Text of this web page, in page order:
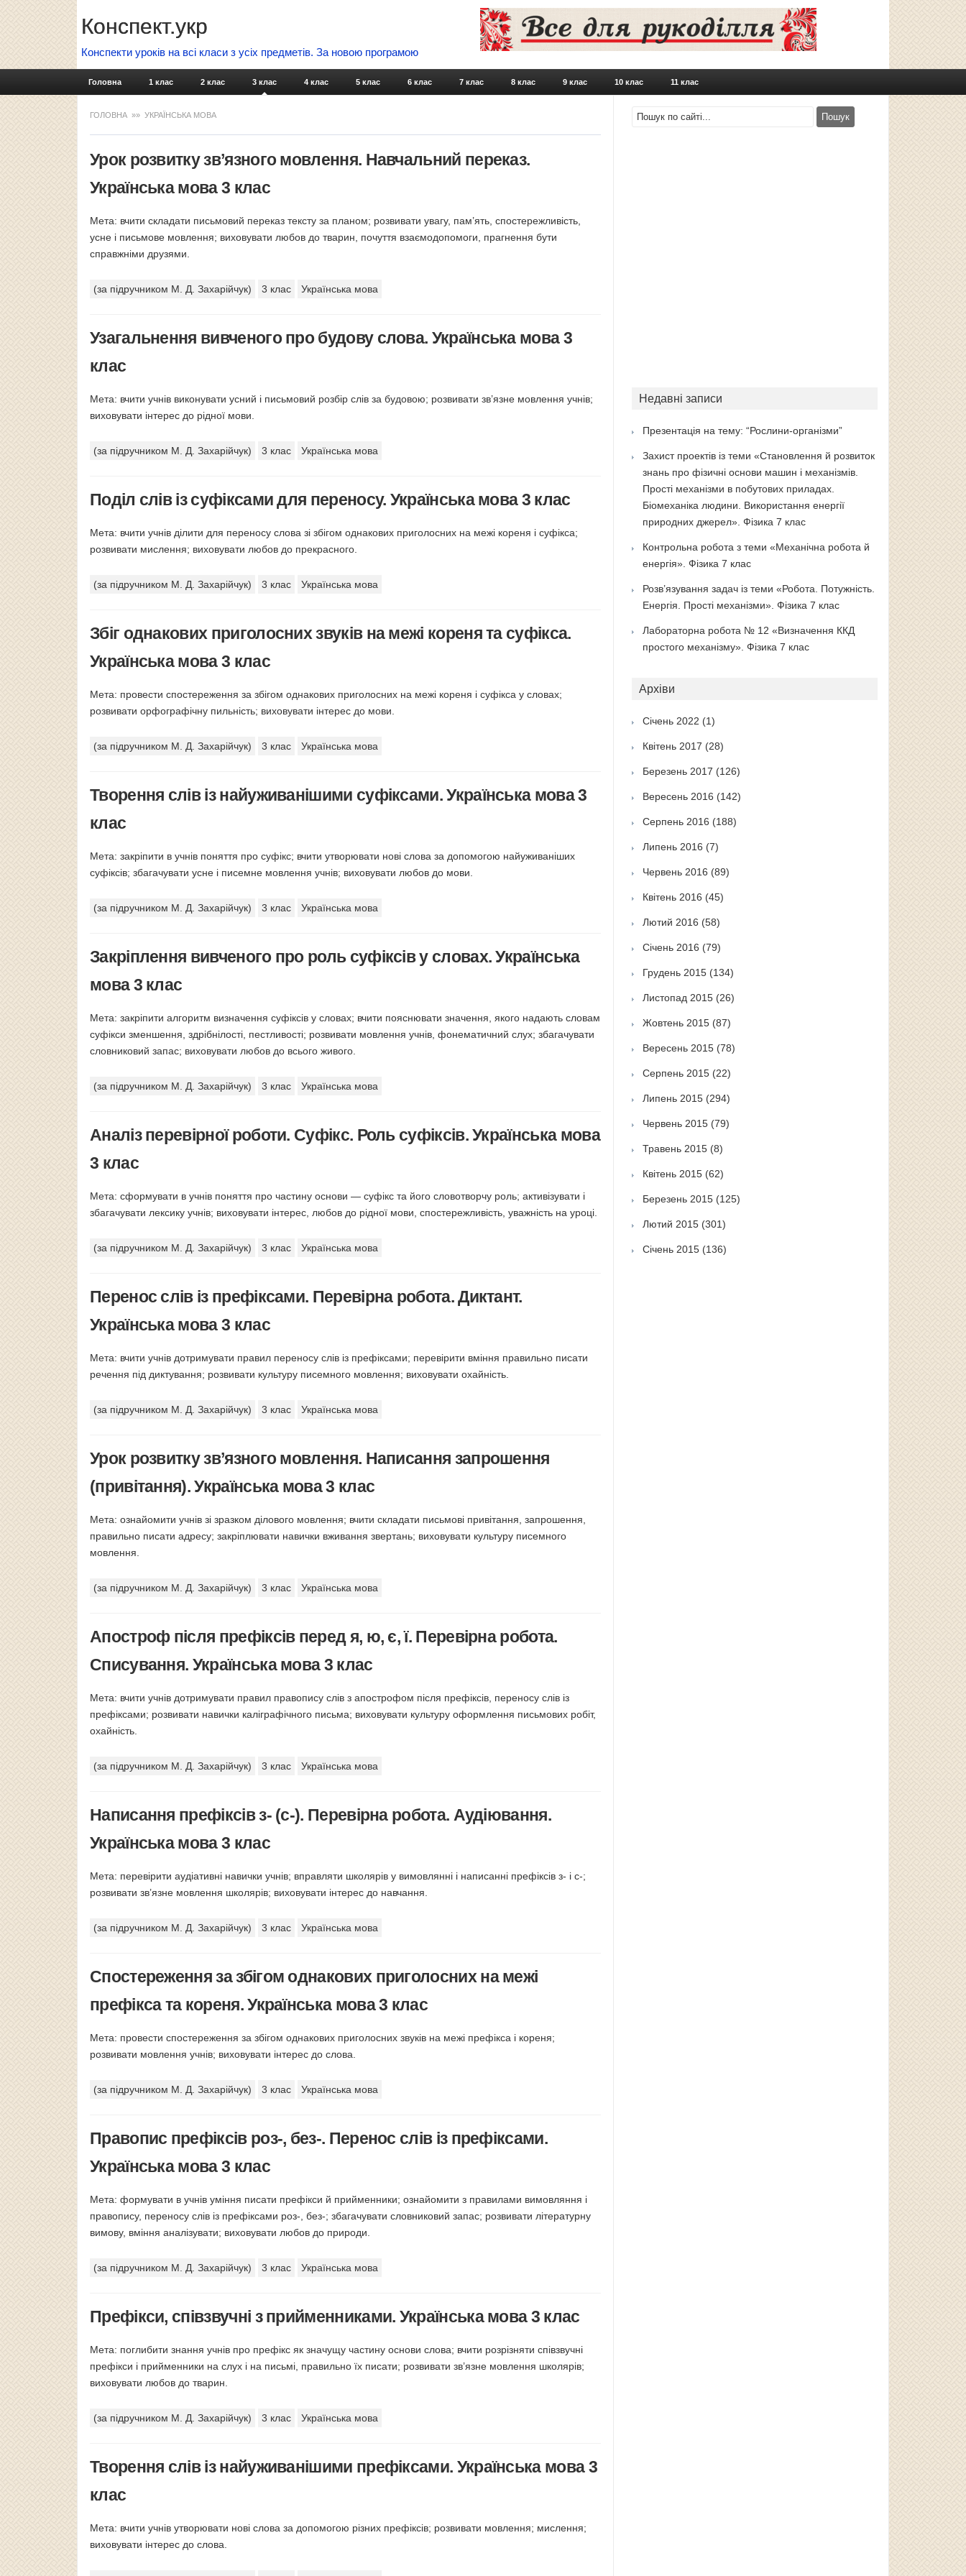
Конспект.укр
Конспекти уроків на всі класи з усіх предметів. За новою програмою
Skip to content
Головна 1 клас 2 клас 3 клас 4 клас 5 клас 6 клас 7 клас 8 клас 9 клас 10 клас 11 клас
ГОЛОВНА »» УКРАЇНСЬКА МОВА
Урок розвитку зв’язного мовлення. Навчальний переказ.
Українська мова 3 клас
Мета: вчити складати письмовий переказ тексту за планом; розвивати увагу, пам’ять, спостережливість,
усне і письмове мовлення; виховувати любов до тварин, почуття взаємодопомоги, прагнення бути
справжніми друзями.
(за підручником М. Д. Захарійчук) 3 клас Українська мова
Узагальнення вивченого про будову слова. Українська мова 3
клас
Мета: вчити учнів виконувати усний і письмовий розбір слів за будовою; розвивати зв’язне мовлення учнів;
виховувати інтерес до рідної мови.
(за підручником М. Д. Захарійчук) 3 клас Українська мова
Поділ слів із суфіксами для переносу. Українська мова 3 клас
Мета: вчити учнів ділити для переносу слова зі збігом однакових приголосних на межі кореня і суфікса;
розвивати мислення; виховувати любов до прекрасного.
(за підручником М. Д. Захарійчук) 3 клас Українська мова
Збіг однакових приголосних звуків на межі кореня та суфікса.
Українська мова 3 клас
Мета: провести спостереження за збігом однакових приголосних на межі кореня і суфікса у словах;
розвивати орфографічну пильність; виховувати інтерес до мови.
(за підручником М. Д. Захарійчук) 3 клас Українська мова
Творення слів із найуживанішими суфіксами. Українська мова 3
клас
Мета: закріпити в учнів поняття про суфікс; вчити утворювати нові слова за допомогою найуживаніших
суфіксів; збагачувати усне і писемне мовлення учнів; виховувати любов до мови.
(за підручником М. Д. Захарійчук) 3 клас Українська мова
Закріплення вивченого про роль суфіксів у словах. Українська
мова 3 клас
Мета: закріпити алгоритм визначення суфіксів у словах; вчити пояснювати значення, якого надають словам
суфікси зменшення, здрібнілості, пестливості; розвивати мовлення учнів, фонематичний слух; збагачувати
словниковий запас; виховувати любов до всього живого.
(за підручником М. Д. Захарійчук) 3 клас Українська мова
Аналіз перевірної роботи. Суфікс. Роль суфіксів. Українська мова
3 клас
Мета: сформувати в учнів поняття про частину основи — суфікс та його словотворчу роль; активізувати і
збагачувати лексику учнів; виховувати інтерес, любов до рідної мови, спостережливість, уважність на уроці.
(за підручником М. Д. Захарійчук) 3 клас Українська мова
Перенос слів із префіксами. Перевірна робота. Диктант.
Українська мова 3 клас
Мета: вчити учнів дотримувати правил переносу слів із префіксами; перевірити вміння правильно писати
речення під диктування; розвивати культуру писемного мовлення; виховувати охайність.
(за підручником М. Д. Захарійчук) 3 клас Українська мова
Урок розвитку зв’язного мовлення. Написання запрошення
(привітання). Українська мова 3 клас
Мета: ознайомити учнів зі зразком ділового мовлення; вчити складати письмові привітання, запрошення,
правильно писати адресу; закріплювати навички вживання звертань; виховувати культуру писемного
мовлення.
(за підручником М. Д. Захарійчук) 3 клас Українська мова
Апостроф після префіксів перед я, ю, є, ї. Перевірна робота.
Списування. Українська мова 3 клас
Мета: вчити учнів дотримувати правил правопису слів з апострофом після префіксів, переносу слів із
префіксами; розвивати навички каліграфічного письма; виховувати культуру оформлення письмових робіт,
охайність.
(за підручником М. Д. Захарійчук) 3 клас Українська мова
Написання префіксів з- (с-). Перевірна робота. Аудіювання.
Українська мова 3 клас
Мета: перевірити аудіативні навички учнів; вправляти школярів у вимовлянні і написанні префіксів з- і с-;
розвивати зв’язне мовлення школярів; виховувати інтерес до навчання.
(за підручником М. Д. Захарійчук) 3 клас Українська мова
Спостереження за збігом однакових приголосних на межі
префікса та кореня. Українська мова 3 клас
Мета: провести спостереження за збігом однакових приголосних звуків на межі префікса і кореня;
розвивати мовлення учнів; виховувати інтерес до слова.
(за підручником М. Д. Захарійчук) 3 клас Українська мова
Правопис префіксів роз-, без-. Перенос слів із префіксами.
Українська мова 3 клас
Мета: формувати в учнів уміння писати префікси й прийменники; ознайомити з правилами вимовляння і
правопису, переносу слів із префіксами роз-, без-; збагачувати словниковий запас; розвивати літературну
вимову, вміння аналізувати; виховувати любов до природи.
(за підручником М. Д. Захарійчук) 3 клас Українська мова
Префікси, співзвучні з прийменниками. Українська мова 3 клас
Мета: поглибити знання учнів про префікс як значущу частину основи слова; вчити розрізняти співзвучні
префікси і прийменники на слух і на письмі, правильно їх писати; розвивати зв’язне мовлення школярів;
виховувати любов до тварин.
(за підручником М. Д. Захарійчук) 3 клас Українська мова
Творення слів із найуживанішими префіксами. Українська мова 3
клас
Мета: вчити учнів утворювати нові слова за допомогою різних префіксів; розвивати мовлення; мислення;
виховувати інтерес до слова.
Недавні записи
Презентація на тему: “Рослини-організми”
Захист проектів із теми «Становлення й розвиток
знань про фізичні основи машин і механізмів.
Прості механізми в побутових приладах.
Біомеханіка людини. Використання енергії
природних джерел». Фізика 7 клас
Контрольна робота з теми «Механічна робота й
енергія». Фізика 7 клас
Розв’язування задач із теми «Робота. Потужність.
Енергія. Прості механізми». Фізика 7 клас
Лабораторна робота № 12 «Визначення ККД
простого механізму». Фізика 7 клас
Архіви
Січень 2022 (1)
Квітень 2017 (28)
Березень 2017 (126)
Вересень 2016 (142)
Серпень 2016 (188)
Липень 2016 (7)
Червень 2016 (89)
Квітень 2016 (45)
Лютий 2016 (58)
Січень 2016 (79)
Грудень 2015(134)
Листопад 2015(26)
Жовтень 2015(87)
Вересень 2015(78)
Серпень 2015(22)
Липень 2015(294)
Червень 2015(79)
Травень 2015(8)
Квітень 2015(62)
Березень 2015(125)
Лютий 2015(301)
Січень 2015(136)